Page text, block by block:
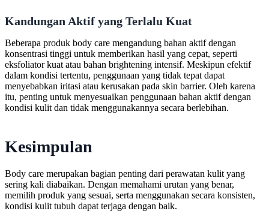
Kandungan Aktif yang Terlalu Kuat
Beberapa produk body care mengandung bahan aktif dengan
konsentrasi tinggi untuk memberikan hasil yang cepat, seperti
eksfoliator kuat atau bahan brightening intensif. Meskipun efektif
dalam kondisi tertentu, penggunaan yang tidak tepat dapat
menyebabkan iritasi atau kerusakan pada skin barrier. Oleh karena
itu, penting untuk menyesuaikan penggunaan bahan aktif dengan
kondisi kulit dan tidak menggunakannya secara berlebihan.
Kesimpulan
Body care merupakan bagian penting dari perawatan kulit yang
sering kali diabaikan. Dengan memahami urutan yang benar,
memilih produk yang sesuai, serta menggunakan secara konsisten,
kondisi kulit tubuh dapat terjaga dengan baik.